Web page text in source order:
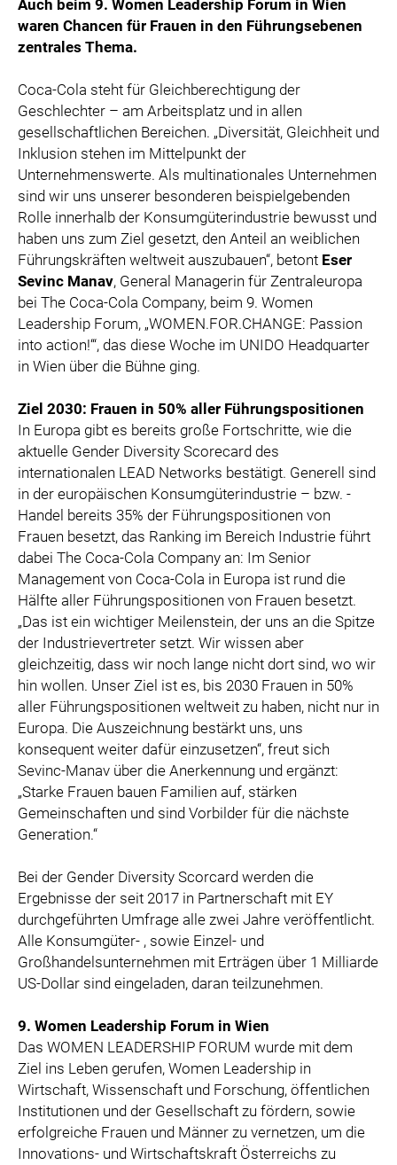
Auch beim 9. Women Leadership Forum in Wien
waren Chancen für Frauen in den Führungsebenen
zentrales Thema.
Coca-Cola steht für Gleichberechtigung der
Geschlechter – am Arbeitsplatz und in allen
gesellschaftlichen Bereichen. „Diversität, Gleichheit und
Inklusion stehen im Mittelpunkt der
Unternehmenswerte. Als multinationales Unternehmen
sind wir uns unserer besonderen beispielgebenden
Rolle innerhalb der Konsumgüterindustrie bewusst und
haben uns zum Ziel gesetzt, den Anteil an weiblichen
Führungskräften weltweit auszubauen“, betont Eser
Sevinc Manav, General Managerin für Zentraleuropa
bei The Coca-Cola Company, beim 9. Women
Leadership Forum, „WOMEN.FOR.CHANGE: Passion
into action!‘“, das diese Woche im UNIDO Headquarter
in Wien über die Bühne ging.
Ziel 2030: Frauen in 50% aller Führungspositionen
In Europa gibt es bereits große Fortschritte, wie die
aktuelle Gender Diversity Scorecard des
internationalen LEAD Networks bestätigt. Generell sind
in der europäischen Konsumgüterindustrie – bzw. -
Handel bereits 35% der Führungspositionen von
Frauen besetzt, das Ranking im Bereich Industrie führt
dabei The Coca-Cola Company an: Im Senior
Management von Coca-Cola in Europa ist rund die
Hälfte aller Führungspositionen von Frauen besetzt.
„Das ist ein wichtiger Meilenstein, der uns an die Spitze
der Industrievertreter setzt. Wir wissen aber
gleichzeitig, dass wir noch lange nicht dort sind, wo wir
hin wollen. Unser Ziel ist es, bis 2030 Frauen in 50%
aller Führungspositionen weltweit zu haben, nicht nur in
Europa. Die Auszeichnung bestärkt uns, uns
konsequent weiter dafür einzusetzen“, freut sich
Sevinc-Manav über die Anerkennung und ergänzt:
„Starke Frauen bauen Familien auf, stärken
Gemeinschaften und sind Vorbilder für die nächste
Generation.“
Bei der Gender Diversity Scorcard werden die
Ergebnisse der seit 2017 in Partnerschaft mit EY
durchgeführten Umfrage alle zwei Jahre veröffentlicht.
Alle Konsumgüter- , sowie Einzel- und
Großhandelsunternehmen mit Erträgen über 1 Milliarde
US-Dollar sind eingeladen, daran teilzunehmen.
9. Women Leadership Forum in Wien
Das WOMEN LEADERSHIP FORUM wurde mit dem
Ziel ins Leben gerufen, Women Leadership in
Wirtschaft, Wissenschaft und Forschung, öffentlichen
Institutionen und der Gesellschaft zu fördern, sowie
erfolgreiche Frauen und Männer zu vernetzen, um die
Innovations- und Wirtschaftskraft Österreichs zu